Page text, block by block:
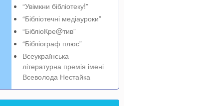
“Увімкни бібліотеку!”
“Бібліотечні медіауроки”
“БібліоКре@тив”
“Бібліограф плюс”
Всеукраїнська
літературна премія імені
Всеволода Нестайка